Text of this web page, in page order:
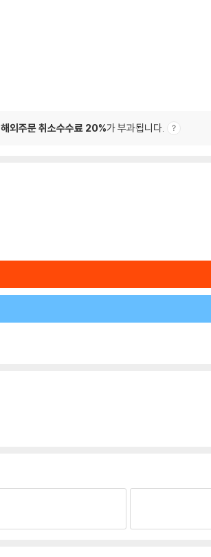
해외주문 취소수수료 20%가 부과됩니다.